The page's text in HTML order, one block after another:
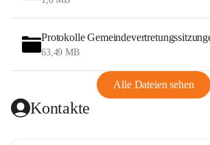
Protokolle
63,49 MB
Alle Dateien sehen
Kontakte